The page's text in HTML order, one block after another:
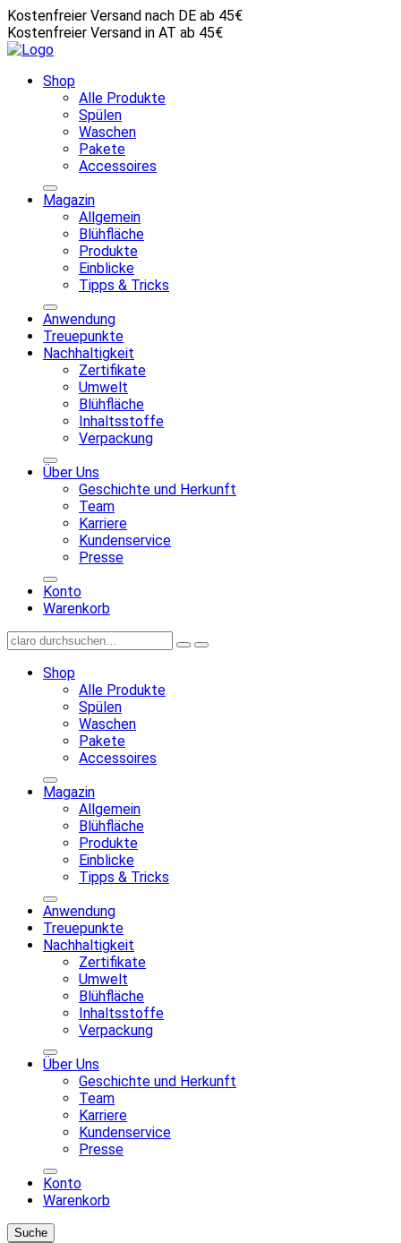
Kostenfreier Versand nach DE ab 45€
Kostenfreier Versand in AT ab 45€
Shop
Alle Produkte
Spülen
Waschen
Pakete
Accessoires
Magazin
Allgemein
Blühfläche
Produkte
Einblicke
Tipps & Tricks
Anwendung
Treuepunkte
Nachhaltigkeit
Zertifikate
Umwelt
Blühfläche
Inhaltsstoffe
Verpackung
Über Uns
Geschichte und Herkunft
Team
Karriere
Kundenservice
Presse
Konto
Warenkorb
Shop
Alle Produkte
Spülen
Waschen
Pakete
Accessoires
Magazin
Allgemein
Blühfläche
Produkte
Einblicke
Tipps & Tricks
Anwendung
Treuepunkte
Nachhaltigkeit
Zertifikate
Umwelt
Blühfläche
Inhaltsstoffe
Verpackung
Über Uns
Geschichte und Herkunft
Team
Karriere
Kundenservice
Presse
Konto
Warenkorb
Suche